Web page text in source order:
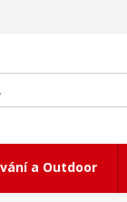
a Outdoor